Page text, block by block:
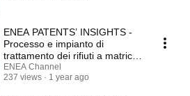
ENEA PATENTS’ INSIGHTS -
Processo e impianto di
trattamento dei rifiuti a matrice
carboniosa
ENEA Channel
237 views
1 year ago